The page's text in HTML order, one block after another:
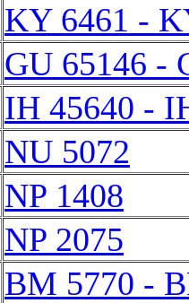
KY 6461 -
GU 65146 -
IH 45640 -
NU 5072
NP 1408
NP 2075
BM 5770 -